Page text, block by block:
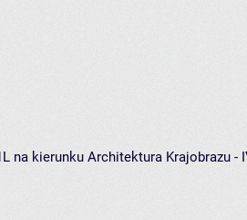
na kierunku Architektura Krajobrazu -